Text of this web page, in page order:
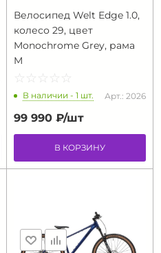
Велосипед Welt Edge 1.0,
колесо 29, цвет
Monochrome Grey, рама
M
☆ ☆ ☆ ☆ ☆
★ ★ ★ ★ ★
В наличии - 1 шт. Арт.: 2026
99 990 ₽/шт
В КОРЗИНУ